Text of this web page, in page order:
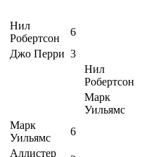
Нил
Робертсон
6
Джо Перри 3
Нил
Робертсон
Марк
Уильямс
Марк
Уильямс
6
Аллистер